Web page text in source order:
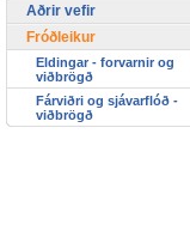
Aðrir vefir
Fróðleikur
Eldingar - forvarnir og
viðbrögð
Fárviðri og sjávarflóð -
viðbrögð